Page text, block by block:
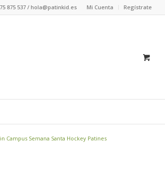
Mi Cuenta Regístrate
875 537 / hola@patinkid.es
Campus Semana Santa Hockey Patines